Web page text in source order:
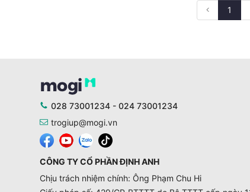
1
028 73001234 - 024 73001234
trogiup@mogi.vn
CÔNG TY CỔ PHẦN ĐỊNH ANH
Chịu trách nhiệm chính: Ông Phạm Chu Hi